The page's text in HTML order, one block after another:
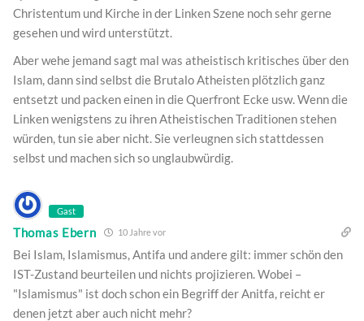
Christentum und Kirche in der Linken Szene noch sehr gerne
gesehen und wird unterstützt.
Aber wehe jemand sagt mal was atheistisch kritisches über den
Islam, dann sind selbst die Brutalo Atheisten plötzlich ganz
entsetzt und packen einen in die Querfront Ecke usw. Wenn die
Linken wenigstens zu ihren Atheistischen Traditionen stehen
würden, tun sie aber nicht. Sie verleugnen sich stattdessen
selbst und machen sich so unglaubwürdig.
Gast
Thomas Ebern 10 Jahre vor
Bei Islam, Islamismus, Antifa und andere gilt: immer schön den
IST-Zustand beurteilen und nichts projizieren. Wobei –
"Islamismus" ist doch schon ein Begriff der Anitfa, reicht er
denen jetzt aber auch nicht mehr?